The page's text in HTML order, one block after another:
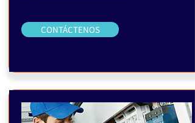
CONTÁCTENOS